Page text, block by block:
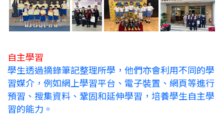
自主學習
學生透過摘錄筆記整理所學，他們亦會利用不同的學
習媒介，例如網上學習平台、電子裝置、網頁等進行
預習、搜集資料、鞏固和延伸學習，培養學生自主學
習的能力。